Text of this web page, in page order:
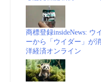
商標登録insideNews: ウ
ーから「ウイダー」が
洋経済オンライン